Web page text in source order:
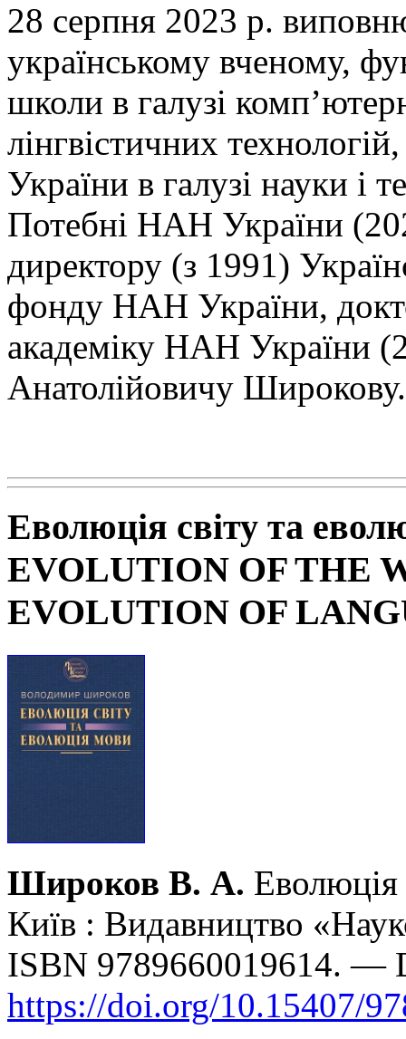
28 серпня 2023 р.
українському вченому,
школи в галузі
лінгвістичних
України в галузі науки і
Потебні НАН України
директору (з 1991)
фонду НАН України,
академіку НАН України
Анатолійовичу Широкову.
Еволюція світу та
EVOLUTION OF THE
EVOLUTION OF
Широков В. А.
Київ : Видавництво
ISBN 9789660019614. —
https://doi.org/10.15407/